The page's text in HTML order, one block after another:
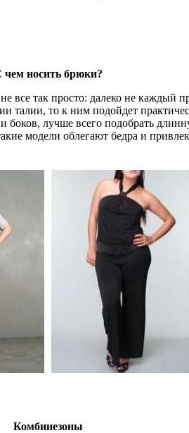
чем носить брюки?
все так просто: далеко не
талии, то к ним подойдет
боков, лучше всего подобрать
модели облегают бедра и
Комбинезоны